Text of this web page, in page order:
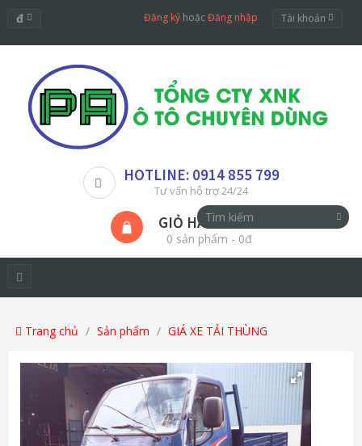
đ Đăng ký hoặcĐăng nhập Tài khoản
HOTLINE: 0914 855 799
Tư vấn hỗ trợ 24/24
GIỎ HÀNG
0 sản phẩm - 0đ
Trang chủ Sản phẩm GIÁ XE TẢI THÙNG